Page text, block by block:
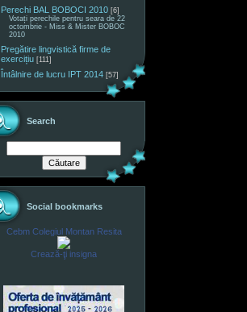
Perechi BAL BOBOCI 2010 [6]
Votați perechile pentru seara de 22
octombrie - Miss & Mister BOBOC
2010
Pregătire lingvistică firme de
exercițiu [111]
Întâlnire de lucru IPT 2014 [57]
Search
Social bookmarks
Cebm Colegiul Montan Resita
Crează-ţi insigna